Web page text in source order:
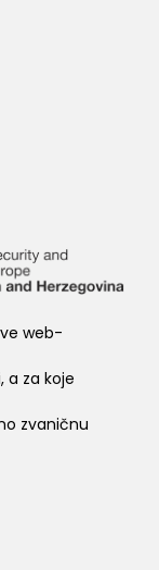
web-
a za koje
zvaničnu